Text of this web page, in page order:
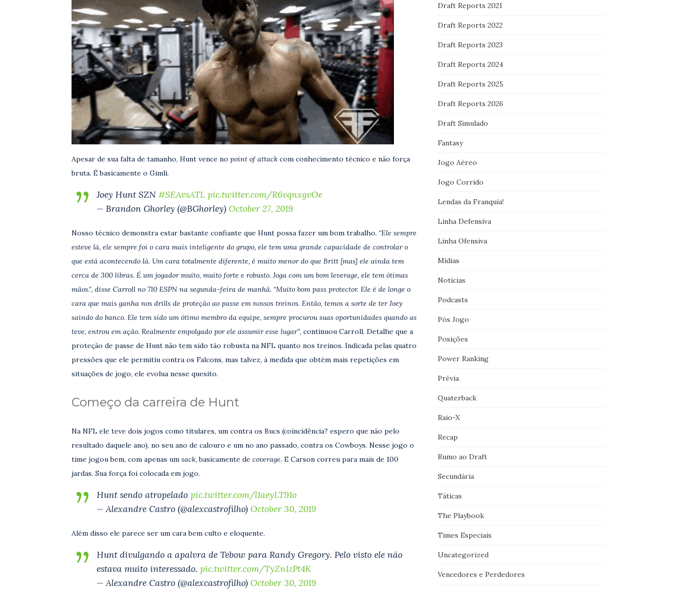
Apesar de sua falta de tamanho, Hunt vence no point of attack com conhecimento técnico e não força
bruta. É basicamente o Gimli.
Joey Hunt SZN #SEAvsATL pic.twitter.com/R6vqnxgvOe
— Brandon Ghorley (@BGhorley) October 27, 2019
Nosso técnico demonstra estar bastante confiante que Hunt possa fazer um bom trabalho. “Ele sempre
esteve lá, ele sempre foi o cara mais inteligente do grupo, ele tem uma grande capacidade de controlar o
que está acontecendo lá. Um cara totalmente diferente, é muito menor do que Britt [mas] ele ainda tem
cerca de 300 libras. É um jogador muito, muito forte e robusto. Joga com um bom leverage, ele tem ótimas
mãos.”, disse Carroll no 710 ESPN na segunda-feira de manhã. “Muito bom pass protector. Ele é de longe o
cara que mais ganha nos drills de proteção ao passe em nossos treinos. Então, temos a sorte de ter Joey
saindo do banco. Ele tem sido um ótimo membro da equipe, sempre procurou suas oportunidades quando as
teve, entrou em ação. Realmente empolgado por ele assumir esse lugar”, continuou Carroll. Detalhe que a
proteção de passe de Hunt não tem sido tão robusta na NFL quanto nos treinos. Indicada pelas quatro
pressões que ele permitiu contra os Falcons, mas talvez, à medida que obtém mais repetições em
situações de jogo, ele evolua nesse quesito.
Começo da carreira de Hunt
Na NFL ele teve dois jogos como titulares, um contra os Bucs (coincidência? espero que não pelo
resultado daquele ano), no seu ano de calouro e um no ano passado, contra os Cowboys. Nesse jogo o
time jogou bem, com apenas um sack, basicamente de coverage. E Carson correu para mais de 100
jardas. Sua força foi colocada em jogo.
Hunt sendo atropelado pic.twitter.com/l1aeyLT91o
— Alexandre Castro (@alexcastrofilho) October 30, 2019
Além disso ele parece ser um cara bem culto e eloquente.
Hunt divulgando a apalvra de Tebow para Randy Gregory. Pelo visto ele não
estava muito interessado. pic.twitter.com/TyZn1zPt4K
— Alexandre Castro (@alexcastrofilho) October 30, 2019
Draft Reports 2021
Draft Reports 2022
Draft Reports 2023
Draft Reports 2024
Draft Reports 2025
Draft Reports 2026
Draft Simulado
Fantasy
Jogo Aéreo
Jogo Corrido
Lendas da Franquia!
Linha Defensiva
Linha Ofensiva
Mídias
Noticias
Podcasts
Pós Jogo
Posições
Power Ranking
Prévia
Quaterback
Raio-X
Recap
Rumo ao Draft
Secundária
Táticas
The Playbook
Times Especiais
Uncategorized
Vencedores e Perdedores